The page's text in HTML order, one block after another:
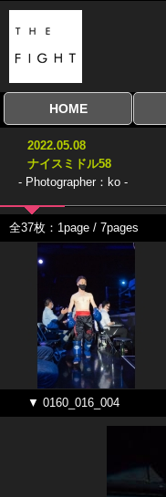
HOME
全興行を表示
ナイスミドル
アマチュアキック
協議会
全日本学生キック
建武館キッズ大会
Bigbang
おやじファイト
2022.05.08
ナイスミドル58
- Photographer：ko -
全37枚：1page / 7pages
▼ 0160_016_004